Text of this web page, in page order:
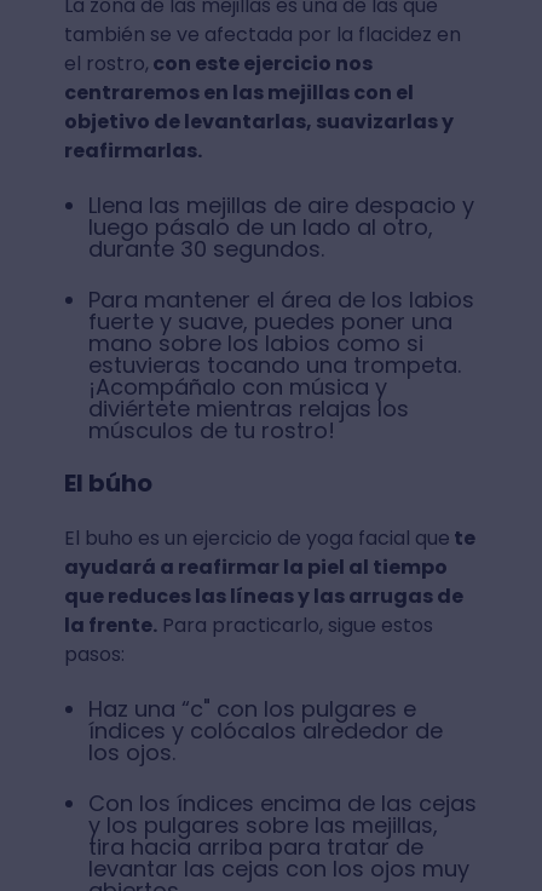
también se ve afectada por la flacidez en
el rostro, con este ejercicio nos
centraremos en las mejillas con el
objetivo de levantarlas, suavizarlas y
reafirmarlas.
Llena las mejillas de aire despacio y
luego pásalo de un lado al otro,
durante 30 segundos.
Para mantener el área de los labios
fuerte y suave, puedes poner una
mano sobre los labios como si
estuvieras tocando una trompeta.
¡Acompáñalo con música y
diviértete mientras relajas los
músculos de tu rostro!
El búho
El buho es un ejercicio de yoga facial que te
ayudará a reafirmar la piel al tiempo
que reduces las líneas y las arrugas de
la frente.Para practicarlo, sigue estos
pasos:
Haz una “c" con los pulgares e
índices y colócalos alrededor de
los ojos.
Con los índices encima de las cejas
y los pulgares sobre las mejillas,
tira hacia arriba para tratar de
levantar las cejas con los ojos muy